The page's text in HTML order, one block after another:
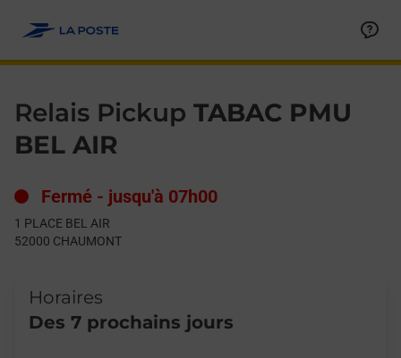
Relais Pickup TABAC PMU
BEL AIR
Fermé - jusqu'à 07h00
1 PLACE BEL AIR
52000 CHAUMONT
Horaires
Des 7 prochains jours